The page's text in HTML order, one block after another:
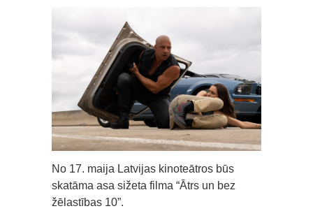
No 17. maija Latvijas kinoteātros būs
skatāma asa sižeta filma “Ātrs un bez
žēlastības 10”.